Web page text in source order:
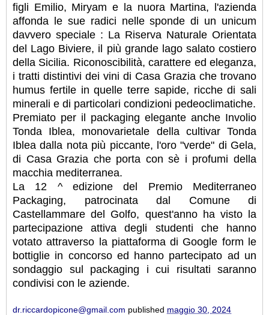
figli Emilio, Miryam e la nuora Martina, l'azienda
affonda le sue radici nelle sponde di un unicum
davvero speciale : La Riserva Naturale Orientata
del Lago Biviere, il più grande lago salato costiero
della Sicilia. Riconoscibilità, carattere ed eleganza,
i tratti distintivi dei vini di Casa Grazia che trovano
humus fertile in quelle terre sapide, ricche di sali
minerali e di particolari condizioni pedeoclimatiche.
Premiato per il packaging elegante anche Involio
Tonda Iblea, monovarietale della cultivar Tonda
Iblea dalla nota più piccante, l'oro "verde" di Gela,
di Casa Grazia che porta con sè i profumi della
macchia mediterranea.
La 12 ^ edizione del Premio Mediterraneo
Packaging, patrocinata dal Comune di
Castellammare del Golfo, quest'anno ha visto la
partecipazione attiva degli studenti che hanno
votato attraverso la piattaforma di Google form le
bottiglie in concorso ed hanno partecipato ad un
sondaggio sul packaging i cui risultati saranno
condivisi con le aziende.
dr.riccardopicone@gmail.com published maggio 30, 2024